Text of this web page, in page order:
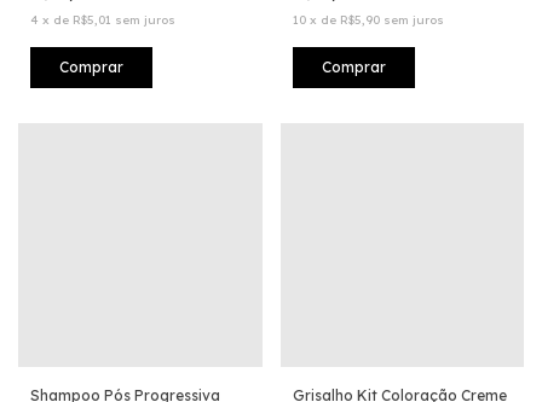
4 x de R$5,01 sem juros 10 x de R$5,90 sem juros
Shampoo Pós Progressiva
Grisalho Kit Coloração Creme